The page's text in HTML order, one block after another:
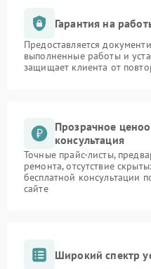
Гарантия на
Предоставляется
выполненные работы и
защищает клиента от
Прозрачное
консультация
Точные прайс-листы,
ремонта, отсутствие
бесплатной консультации
сайте
Широкий спектр